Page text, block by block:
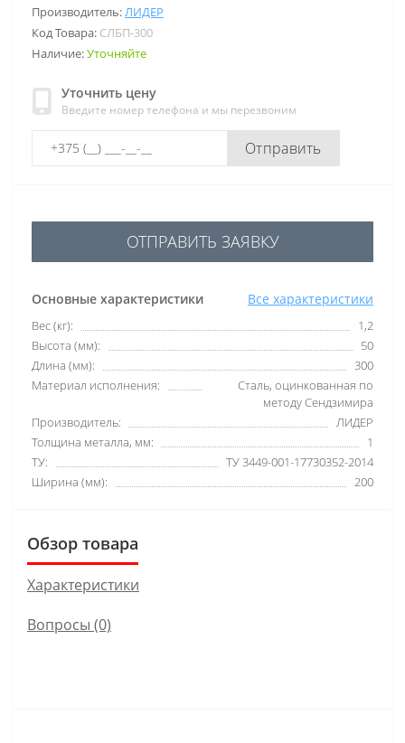
Производитель:ЛИДЕР
Код Товара: СЛБП-300
Наличие:Уточняйте
Уточнить цену
Введите номер телефона и мы перезвоним
Отправить
Основные характеристики Все характеристики
Вес (кг):
1,2
Высота (мм):
50
Длина (мм):
300
Материал исполнения:
Сталь, оцинкованная по
методу Сендзимира
Производитель:
ЛИДЕР
Толщина металла, мм:
1
ТУ:
ТУ 3449-001-17730352-2014
Ширина (мм):
200
ОТПРАВИТЬ ЗАЯВКУ
Обзор товара
Характеристики
Вопросы (0)